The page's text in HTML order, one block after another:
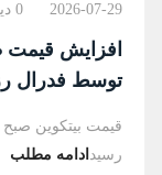
2026-07-29 0 دیدگـاه
افزایش قیمت
توسط فدرال
رسید ادامه مطلب